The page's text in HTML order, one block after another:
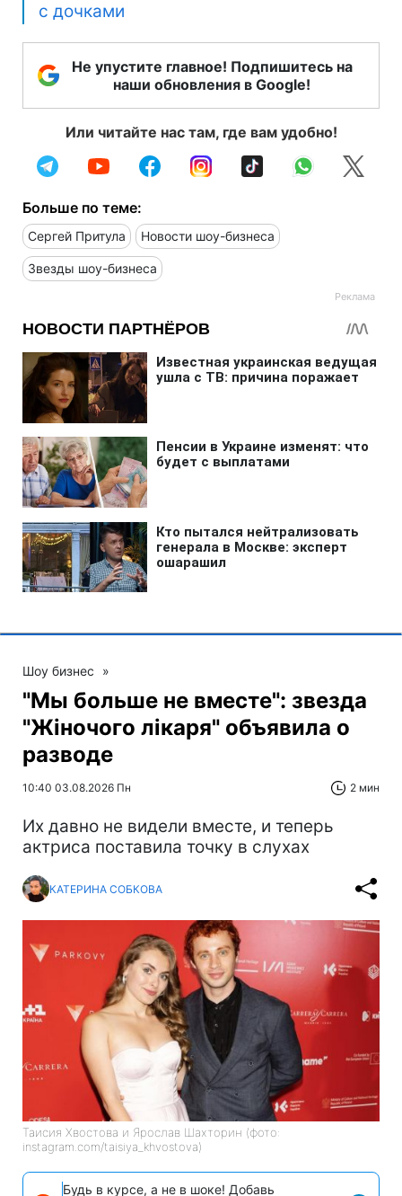
с дочками
Не упустите главное! Подпишитесь на
наши обновления в Google!
Или читайте нас там, где вам удобно!
Больше по теме:
Сергей Притула Новости шоу-бизнеса
Звезды шоу-бизнеса
Шоу бизнес »
"Мы больше не вместе": звезда
"Жіночого лікаря" объявила о
разводе
10:40 03.08.2026 Пн 2 мин
Их давно не видели вместе, и теперь
актриса поставила точку в слухах
КАТЕРИНА СОБКОВА
Таисия Хвостова и Ярослав Шахторин (фото:
instagram.com/taisiya_khvostova)
Будь в курсе, а не в шоке! Добавь